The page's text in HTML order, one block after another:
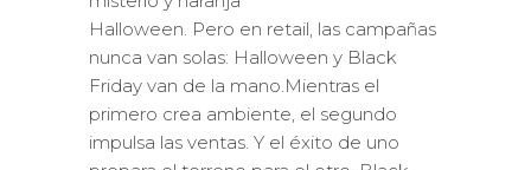
Halloween. Pero en retail, las campañas
nunca van solas: Halloween y Black
Friday van de la mano.Mientras el
primero crea ambiente, el segundo
impulsa las ventas. Y el éxito de uno
prepara el terreno para el otro. Black